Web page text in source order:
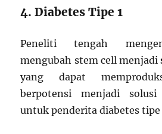
4. Diabetes Tipe 1
Peneliti tengah
mengubah stem cell menjadi
yang dapat
berpotensi menjadi
untuk penderita diabetes tipe